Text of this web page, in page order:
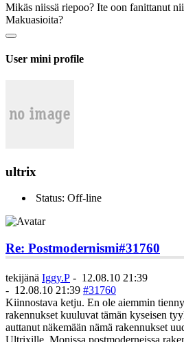
Mikäs niissä riepoo? Ite oon fanittanut
Makuasioita?
User mini profile
ultrix
Status: Off-line
Re: Postmodernismi#31760
tekijänä Iggy.P - 12.08.10 21:39
- 12.08.10 21:39 #31760
Kiinnostava ketju. En ole aiemmin
rakennukset kuuluvat tämän kyseisen
auttanut näkemään nämä rakennukset
Ultrixille. Monissa postmoderneissa